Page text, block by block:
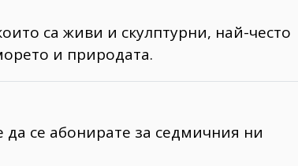
са живи и скулптурни, най-често
и природата.
се абонирате за седмичния ни